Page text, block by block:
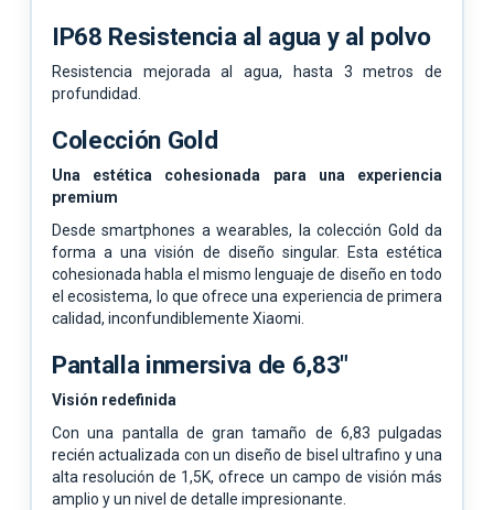
IP68 Resistencia al agua y al polvo
Resistencia mejorada al agua, hasta 3 metros de
profundidad.
Colección Gold
Una estética cohesionada para una experiencia
premium
Desde smartphones a wearables, la colección Gold da
forma a una visión de diseño singular. Esta estética
cohesionada habla el mismo lenguaje de diseño en todo
el ecosistema, lo que ofrece una experiencia de primera
calidad, inconfundiblemente Xiaomi.
Pantalla inmersiva de 6,83"
Visión redefinida
Con una pantalla de gran tamaño de 6,83 pulgadas
recién actualizada con un diseño de bisel ultrafino y una
alta resolución de 1,5K, ofrece un campo de visión más
amplio y un nivel de detalle impresionante.